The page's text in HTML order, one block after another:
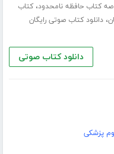
کتاب حافظه نامحدود،کتاب
،دانلود کتاب صوتی رایگان
دانلود کتاب صوتی
پزشکی